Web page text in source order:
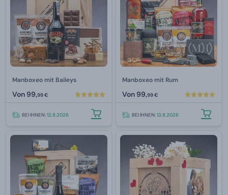
Manboxeo mit Baileys
Von 99,99 €
BEI IHNEN:12.8.2026
Manboxeo mit Rum
Von 99,99 €
BEI IHNEN:13.8.2026